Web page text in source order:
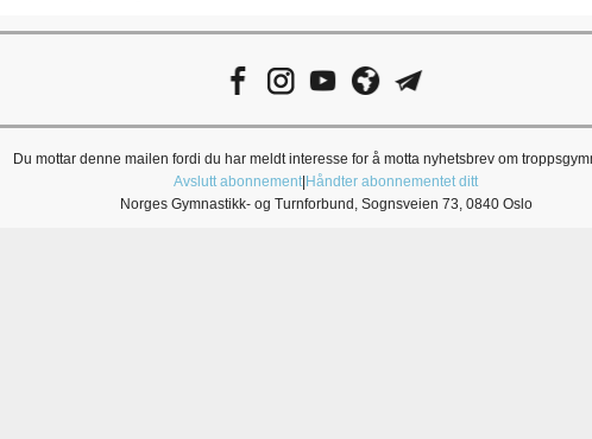
Du mottar denne mailen fordi du har meldt interesse for å motta nyhetsbrev om
Avslutt abonnement| Håndter abonnementet ditt
Norges Gymnastikk- og Turnforbund, Sognsveien 73, 0840 Oslo